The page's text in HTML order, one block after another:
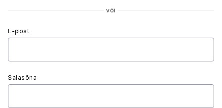
või
E-post
Salasõna